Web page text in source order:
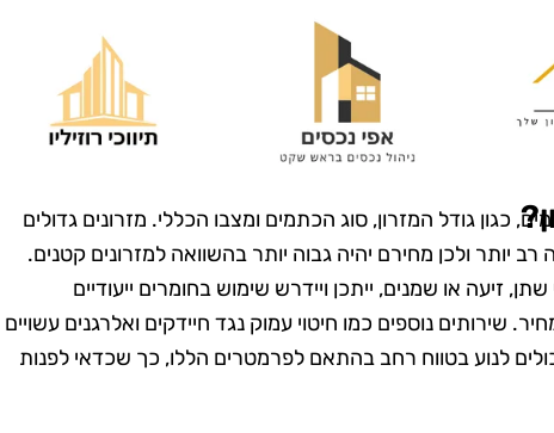
כגון גודל המזרון, סוג הכתמים ומצבו הכללי. מזרונים גדולים
רב יותר ולכן מחירם יהיה גבוה יותר בהשוואה למזרונים קטנים.
זיעה או שמנים, ייתכן ויידרש שימוש בחומרים ייעודיים
נוספים כמו חיטוי עמוק נגד חיידקים ואלרגנים עשויים
לנוע בטווח רחב בהתאם לפרמטרים הללו, כך שכדאי לפנות
שמחה שמצאתי
הבית שלי
כל כך נקי
דאגו לכל
וגם
בחומרים
השירות
שמרית סבג
המלצות טובות, ולא
התאכזבתי. הצוות הגיע
בזמן, היה מאוד מקצועי
והשאיר את הבית נקי
רועי בן-דוד